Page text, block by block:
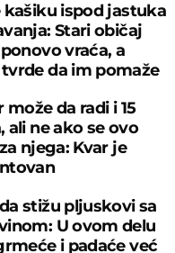
kašiku ispod jastuka
Stari običaj
vraća, a
da im pomaže
može da radi i 15
ali ne ako se ovo
njega: Kvar je
stižu pljuskovi sa
U ovom delu
i padaće već